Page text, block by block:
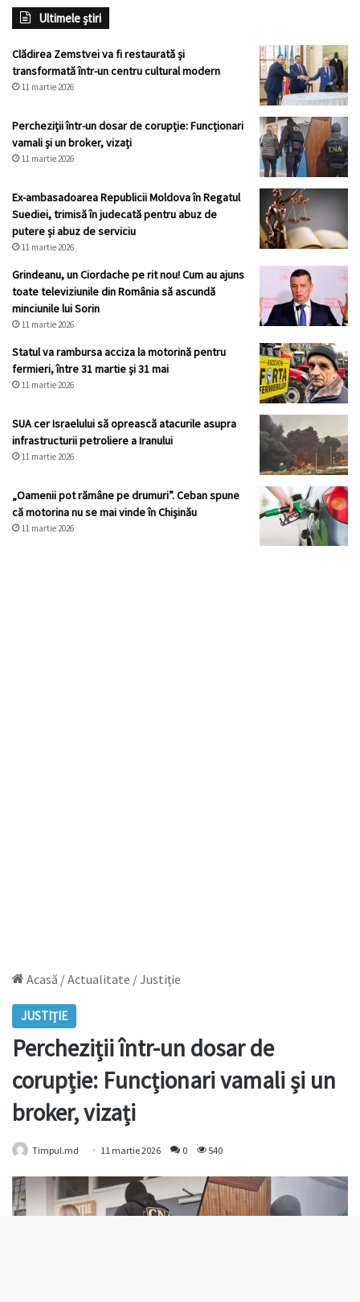
Ultimele știri
Clădirea Zemstvei va fi restaurată și
transformată într-un centru cultural modern
11 martie 2026
Percheziții într-un dosar de corupție: Funcționari
vamali și un broker, vizați
11 martie 2026
Ex-ambasadoarea Republicii Moldova în Regatul
Suediei, trimisă în judecată pentru abuz de
putere și abuz de serviciu
11 martie 2026
Grindeanu, un Ciordache pe rit nou! Cum au ajuns
toate televiziunile din România să ascundă
minciunile lui Sorin
11 martie 2026
Statul va rambursa acciza la motorină pentru
fermieri, între 31 martie și 31 mai
11 martie 2026
SUA cer Israelului să oprească atacurile asupra
infrastructurii petroliere a Iranului
11 martie 2026
„Oamenii pot rămâne pe drumuri”. Ceban spune
că motorina nu se mai vinde în Chișinău
11 martie 2026